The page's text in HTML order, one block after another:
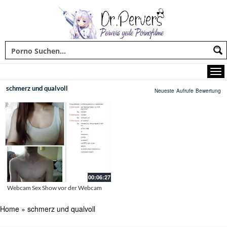
schmerz und qualvoll Neueste Aufrufe Bewertung
00:06:27
Webcam Sex Show vor der Webcam
Home » schmerz und qualvoll